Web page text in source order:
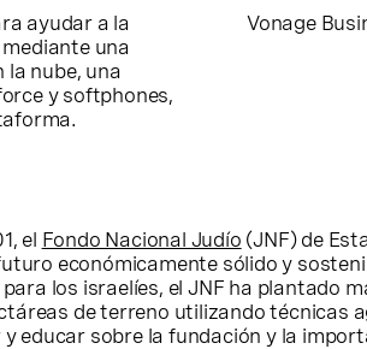
ayudar a la
una
la nube, una
y softphones,
Vonage
el Fondo Nacional Judío (JNF) de
económicamente sólido y
los israelíes, el JNF ha plantado
de terreno utilizando técnicas
educar sobre la fundación y la